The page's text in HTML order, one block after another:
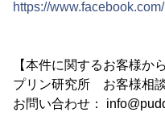
https://
【本件に関するお客様か
プリン研究所 お客様相
お問い合わせ：